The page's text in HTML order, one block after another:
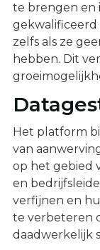
te brengen en
gekwalificeerd
zelfs als ze
hebben. Dit
Het platform
van
op het gebied
en
verfijnen en
te verbeteren
daadwerkelijk